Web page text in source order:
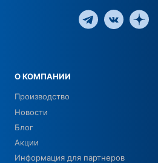
О КОМПАНИИ
Производство
Новости
Блог
Акции
Информация для партнеров